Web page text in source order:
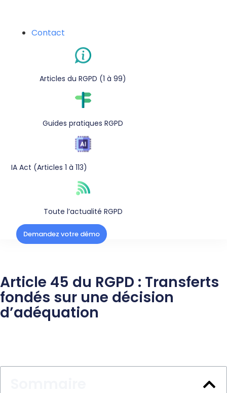
Contact
Articles du RGPD (1 à 99)
Guides pratiques RGPD
IA Act (Articles 1 à 113)
Toute l’actualité RGPD
Demandez votre démo
Article 45 du RGPD : Transferts
fondés sur une décision
d’adéquation